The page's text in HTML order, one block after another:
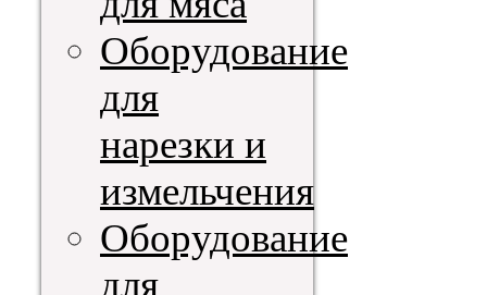
Оборудование
для
нарезки и
измельчения
Оборудование
для